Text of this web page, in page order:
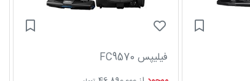
فیلیپس FC9570